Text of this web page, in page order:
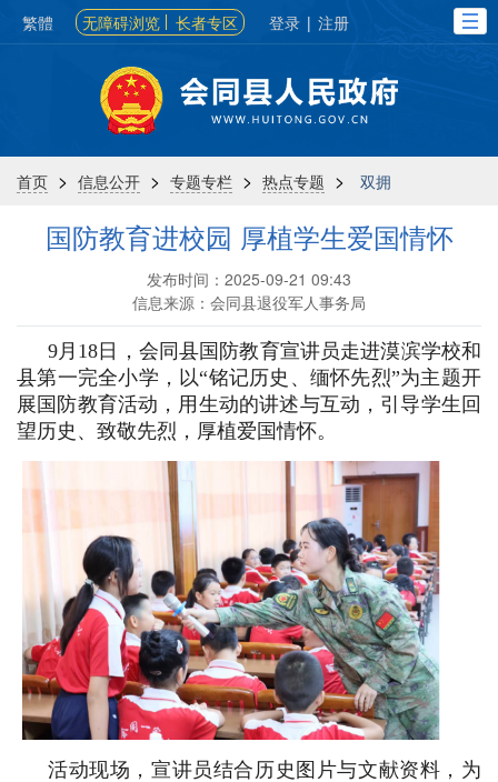
繁體 无障碍浏览 长者专区 登录 | 注册
首页 > 信息公开 > 专题专栏 > 热点专题 > 双拥
国防教育进校园 厚植学生爱国情怀
发布时间：2025-09-21 09:43
信息来源：会同县退役军人事务局
9月18日，会同县国防教育宣讲员走进漠滨学校和
县第一完全小学，以“铭记历史、缅怀先烈”为主题开
展国防教育活动，用生动的讲述与互动，引导学生回
望历史、致敬先烈，厚植爱国情怀。
活动现场，宣讲员结合历史图片与文献资料，为